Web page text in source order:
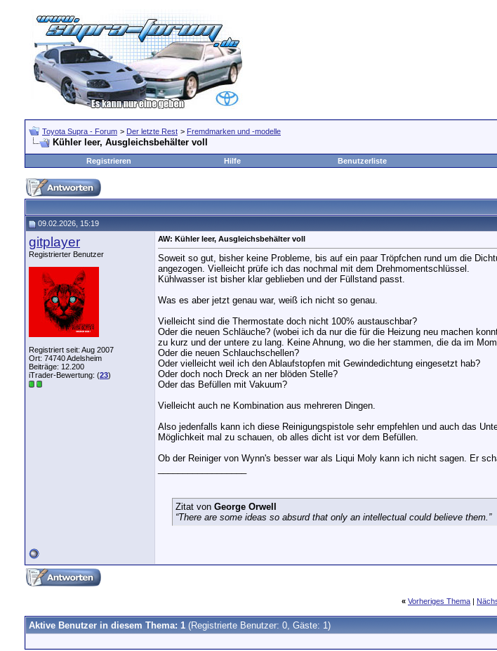
Toyota Supra - Forum > Der letzte Rest > Fremdmarken und -modelle
Kühler leer, Ausgleichsbehälter voll
Registrieren
Hilfe Benutzerliste
09.02.2026, 15:19
gitplayer
Registrierter Benutzer
Registriert seit: Aug 2007
Ort: 74740 Adelsheim
Beiträge: 12.200
iTrader-Bewertung: (23)
AW: Kühler leer, Ausgleichsbehälter voll
Soweit so gut, bisher keine Probleme, bis auf ein paar Tröpfchen rund um die
angezogen. Vielleicht prüfe ich das nochmal mit dem Drehmomentschlüssel.
Kühlwasser ist bisher klar geblieben und der Füllstand passt.
Was es aber jetzt genau war, weiß ich nicht so genau.
Vielleicht sind die Thermostate doch nicht 100% austauschbar?
Oder die neuen Schläuche? (wobei ich da nur die für die Heizung neu machen
zu kurz und der untere zu lang. Keine Ahnung, wo die her stammen, die da im
Oder die neuen Schlauchschellen?
Oder vielleicht weil ich den Ablaufstopfen mit Gewindedichtung eingesetzt hab?
Oder doch noch Dreck an ner blöden Stelle?
Oder das Befüllen mit Vakuum?
Vielleicht auch ne Kombination aus mehreren Dingen.
Also jedenfalls kann ich diese Reinigungspistole sehr empfehlen und auch das
Möglichkeit mal zu schauen, ob alles dicht ist vor dem Befüllen.
Ob der Reiniger von Wynn's besser war als Liqui Moly kann ich nicht sagen. Er
Zitat von George Orwell
“There are some ideas so absurd that only an intellectual could believe them.”
« Vorheriges Thema |
Aktive Benutzer in diesem Thema: 1 (Registrierte Benutzer: 0, Gäste: 1)